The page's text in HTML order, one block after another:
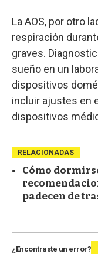
La AOS, por otro
respiración
graves.
sueño en un
dispositivos
incluir ajustes en
dispositivos
RELACIONADAS
Cómo
padecen de
¿Encontraste un error?